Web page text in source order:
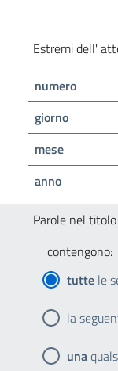
Estremi dell'
numero
giorno
mese
anno
Parole nel
contengono:
tutte le
la
una